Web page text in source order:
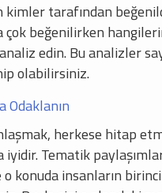
kimler tarafından
çok beğenilirken
analiz edin. Bu analizler
olabilirsiniz.
herkese hitap
iyidir. Tematik
konuda insanların